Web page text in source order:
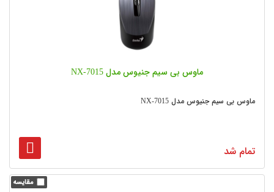
ماوس بی سیم جنیوس مدل NX-7015
ماوس بی سیم جنیوس مدل NX-7015
تمام شد